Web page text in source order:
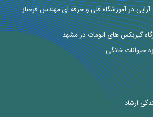
در آموزشگاه فنی و حرفه ای مهندس فرحناز
گیربکس های اتومات در مشهد
حیوانات خانگی
ارشاد